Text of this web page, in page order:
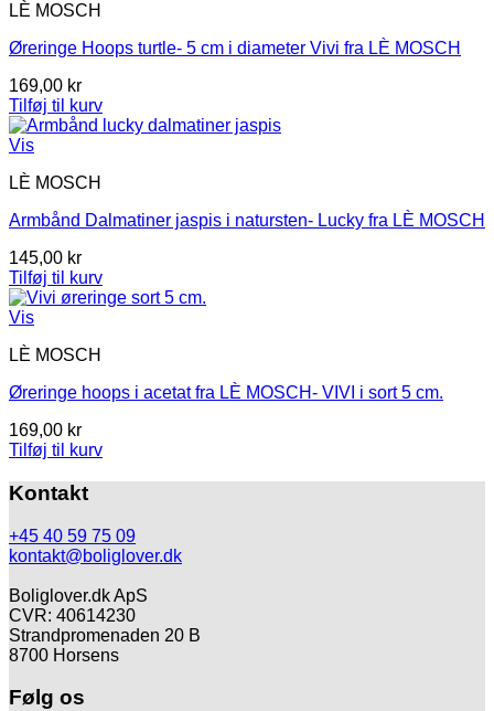
LÈ MOSCH
Øreringe Hoops turtle- 5 cm i diameter Vivi fra LÈ MOSCH
169,00 kr
Tilføj til kurv
Vis
LÈ MOSCH
Armbånd Dalmatiner jaspis i natursten- Lucky fra LÈ MOSCH
145,00 kr
Tilføj til kurv
Vis
LÈ MOSCH
Øreringe hoops i acetat fra LÈ MOSCH- VIVI i sort 5 cm.
169,00 kr
Tilføj til kurv
Kontakt
+45 40 59 75 09
kontakt@boliglover.dk
Boliglover.dk ApS
CVR: 40614230
Strandpromenaden 20 B
8700 Horsens
Følg os